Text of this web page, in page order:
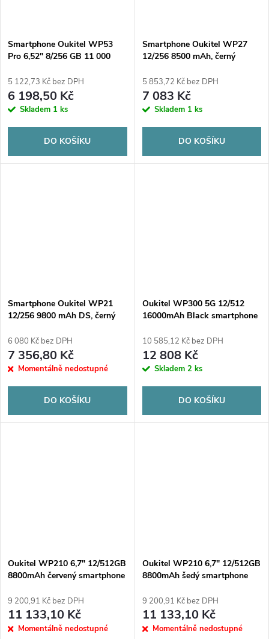
Smartphone Oukitel WP53
Pro 6,52" 8/256 GB 11 000
5 122,73 Kč bez DPH
6 198,50 Kč
Skladem 1 ks
DO KOŠÍKU
Smartphone Oukitel WP27
12/256 8500 mAh, černý
5 853,72 Kč bez DPH
7 083 Kč
Skladem 1 ks
DO KOŠÍKU
Smartphone Oukitel WP21
12/256 9800 mAh DS, černý
6 080 Kč bez DPH
7 356,80 Kč
Momentálně nedostupné
DO KOŠÍKU
Oukitel WP300 5G 12/512
16000mAh Black smartphone
10 585,12 Kč bez DPH
12 808 Kč
Skladem 2 ks
DO KOŠÍKU
Oukitel WP210 6,7" 12/512GB
8800mAh červený smartphone
9 200,91 Kč bez DPH
11 133,10 Kč
Momentálně nedostupné
Oukitel WP210 6,7" 12/512GB
8800mAh šedý smartphone
9 200,91 Kč bez DPH
11 133,10 Kč
Momentálně nedostupné